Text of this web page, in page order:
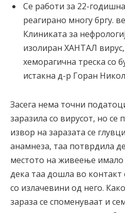
Се работи за 22-годишна
реагирано многу бргу.
Клиниката за
изолиран ХАНТАЛ
хеморагична треска со
истакна д-р Горан
Засега нема точни
заразила со вирусот, но се
извор на заразата се
анамнеза, таа потврдила
местото на живеење имало
дека таа дошла во контакт
со излачевини од него.
зараза се споменуваат и